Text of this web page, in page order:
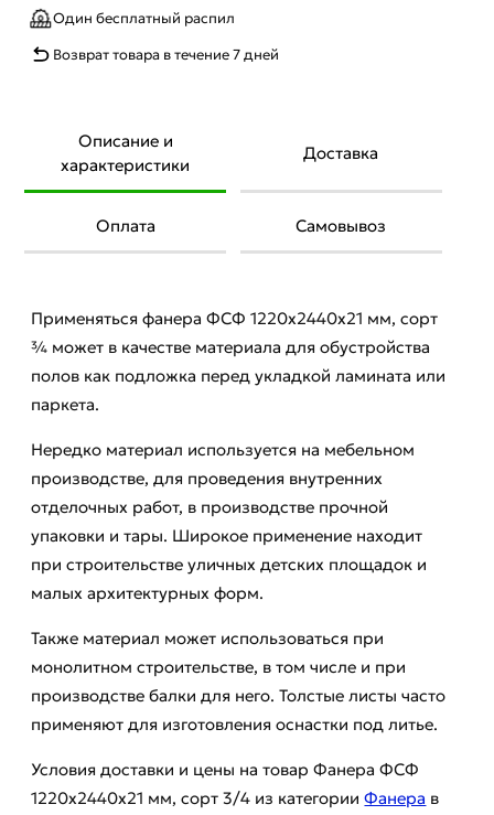
Один бесплатный распил
Возврат товара в течение 7 дней
Описание и
характеристики
Доставка
Оплата Самовывоз
Применяться фанера ФСФ 1220х2440х21 мм, сорт
¾ может в качестве материала для обустройства
полов как подложка перед укладкой ламината или
паркета.
Нередко материал используется на мебельном
производстве, для проведения внутренних
отделочных работ, в производстве прочной
упаковки и тары. Широкое применение находит
при строительстве уличных детских площадок и
малых архитектурных форм.
Также материал может использоваться при
монолитном строительстве, в том числе и при
производстве балки для него. Толстые листы часто
применяют для изготовления оснастки под литье.
Условия доставки и цены на товар Фанера ФСФ
1220х2440х21 мм, сорт 3/4 из категорииФанера в